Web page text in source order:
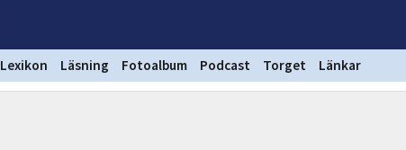
Lexikon Läsning Fotoalbum Podcast Torget Länkar